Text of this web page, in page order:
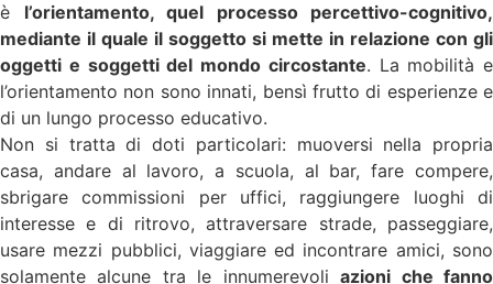
è l’orientamento, quel processo percettivo-cognitivo,
mediante il quale il soggetto si mette in relazione con gli
oggetti e soggetti del mondo circostante. La mobilità e
l’orientamento non sono innati, bensì frutto di esperienze e
di un lungo processo educativo.
Non si tratta di doti particolari: muoversi nella propria
casa, andare al lavoro, a scuola, al bar, fare compere,
sbrigare commissioni per uffici, raggiungere luoghi di
interesse e di ritrovo, attraversare strade, passeggiare,
usare mezzi pubblici, viaggiare ed incontrare amici, sono
solamente alcune tra le innumerevoliazioni che fanno